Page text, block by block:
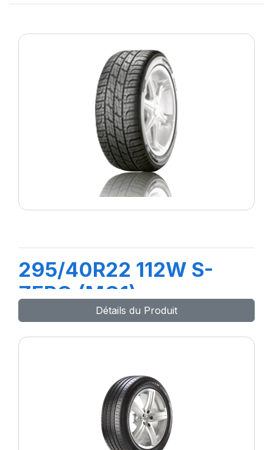
295/40R22 112W S-
ZERO (MO1)
Détails du Produit